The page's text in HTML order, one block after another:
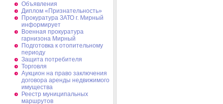
Объявления
Диплом «Признательность»
Прокуратура ЗАТО г. Мирный
информирует
Военная прокуратура
гарнизона Мирный
Подготовка к отопительному
периоду
Защита потребителя
Торговля
Аукцион на право заключения
договора аренды недвижимого
имущества
Реестр муниципальных
маршрутов